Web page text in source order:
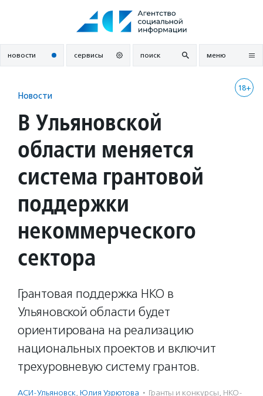
новости сервисы поиск меню
18+
Новости
В Ульяновской
области меняется
система грантовой
поддержки
некоммерческого
сектора
Грантовая поддержка НКО в
Ульяновской области будет
ориентирована на реализацию
национальных проектов и включит
трехуровневую систему грантов.
АСИ-Ульяновск, Юлия Узрютова · Гранты и конкурсы, НКО-